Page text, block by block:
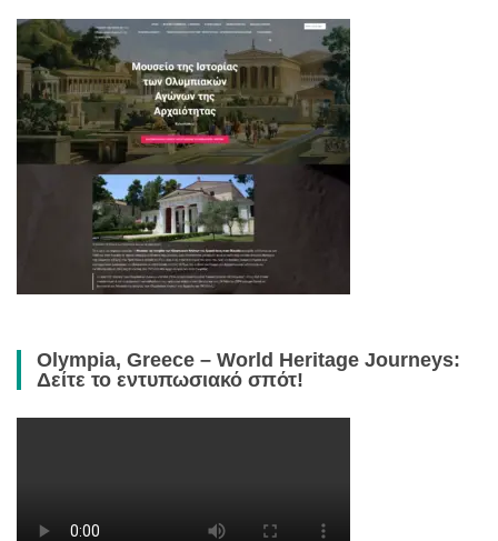
Olympia, Greece – World Heritage Journeys:
Δείτε το εντυπωσιακό σπότ!